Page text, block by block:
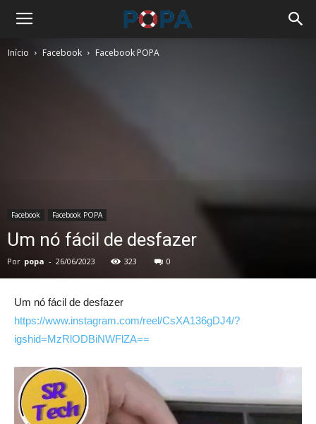
Início Facebook Facebook POPA
Facebook Facebook POPA
Um nó fácil de desfazer
Por popa - 26/06/2023 323 0
Um nó fácil de desfazer
https://www.instagram.com/reel/CsXA136gDJ4/?
igshid=MzRlODBiNWFlZA==